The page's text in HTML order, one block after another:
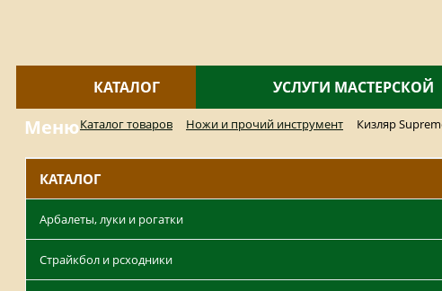
КАТАЛОГ УСЛУГИ МАСТЕРСКОЙ
МенюКаталог товаров Ножи и прочий инструмент Кизляр
КАТАЛОГ
Арбалеты, луки и рогатки
Страйкбол и рсходники